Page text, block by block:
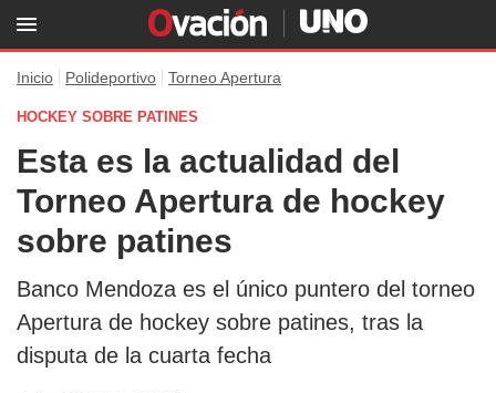
Inicio Polideportivo Torneo Apertura
HOCKEY SOBRE PATINES
Esta es la actualidad del
Torneo Apertura de hockey
sobre patines
Banco Mendoza es el único puntero del torneo
Apertura de hockey sobre patines, tras la
disputa de la cuarta fecha